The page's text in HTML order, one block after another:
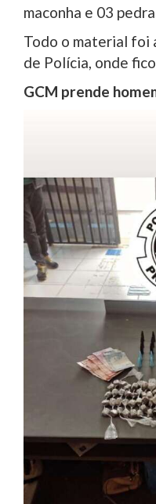
maconha e 03
Todo o material foi
de Polícia, onde
GCM prende